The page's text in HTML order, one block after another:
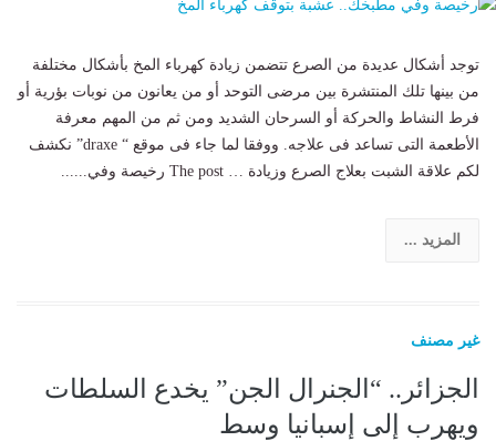
توجد أشكال عديدة من الصرع تتضمن زيادة كهرباء المخ بأشكال مختلفة
من بينها تلك المنتشرة بين مرضى التوحد أو من يعانون من نوبات بؤرية أو
فرط النشاط والحركة أو السرحان الشديد ومن ثم من المهم معرفة
الأطعمة التى تساعد فى علاجه. ووفقا لما جاء فى موقع “ draxe” نكشف
لكم علاقة الشبت بعلاج الصرع وزيادة … The post رخيصة وفي......
المزيد ...
غير مصنف
الجزائر.. “الجنرال الجن” يخدع السلطات
ويهرب إلى إسبانيا وسط